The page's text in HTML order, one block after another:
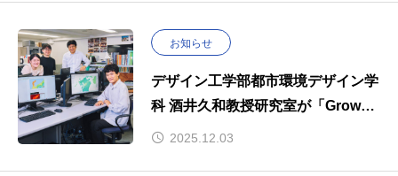
お知らせ
デザイン工学部都市環境デザイン学
科 酒井久和教授研究室が「Grow～
私が成長できた場所～」で紹介され
2025.12.03